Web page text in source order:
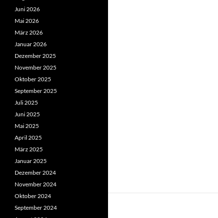
Juni 2026
Mai 2026
März 2026
Januar 2026
Dezember 2025
November 2025
Oktober 2025
September 2025
Juli 2025
Juni 2025
Mai 2025
April 2025
März 2025
Januar 2025
Dezember 2024
November 2024
Oktober 2024
September 2024